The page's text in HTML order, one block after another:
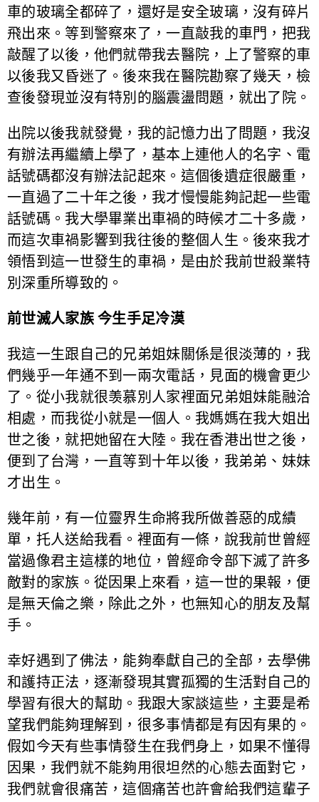
車的玻璃全都碎了，還好是安全玻璃，沒有碎片
飛出來。等到警察來了，一直敲我的車門，把我
敲醒了以後，他們就帶我去醫院，上了警察的車
以後我又昏迷了。後來我在醫院勘察了幾天，檢
查後發現並沒有特別的腦震盪問題，就出了院。
出院以後我就發覺，我的記憶力出了問題，我沒
有辦法再繼續上學了，基本上連他人的名字、電
話號碼都沒有辦法記起來。這個後遺症很嚴重，
一直過了二十年之後，我才慢慢能夠記起一些電
話號碼。我大學畢業出車禍的時候才二十多歲，
而這次車禍影響到我往後的整個人生。後來我才
領悟到這一世發生的車禍，是由於我前世殺業特
別深重所導致的。
前世滅人家族 今生手足冷漠
我這一生跟自己的兄弟姐妹關係是很淡薄的，我
們幾乎一年通不到一兩次電話，見面的機會更少
了。從小我就很羡慕別人家裡面兄弟姐妹能融洽
相處，而我從小就是一個人。我媽媽在我大姐出
世之後，就把她留在大陸。我在香港出世之後，
便到了台灣，一直等到十年以後，我弟弟、妹妹
才出生。
幾年前，有一位靈界生命將我所做善惡的成績
單，托人送給我看。裡面有一條，說我前世曾經
當過像君主這樣的地位，曾經命令部下滅了許多
敵對的家族。從因果上來看，這一世的果報，便
是無天倫之樂，除此之外，也無知心的朋友及幫
手。
幸好遇到了佛法，能夠奉獻自己的全部，去學佛
和護持正法，逐漸發現其實孤獨的生活對自己的
學習有很大的幫助。我跟大家談這些，主要是希
望我們能夠理解到，很多事情都是有因有果的。
假如今天有些事情發生在我們身上，如果不懂得
因果，我們就不能夠用很坦然的心態去面對它，
我們就會很痛苦，這個痛苦也許會給我們這輩子